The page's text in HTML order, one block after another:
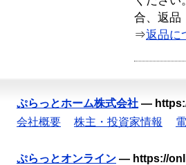
合、返品
⇒返品に
ぷらっとホーム株式会社 —
会社概要
株主・投資家情報
ぷらっとオンライン — https://